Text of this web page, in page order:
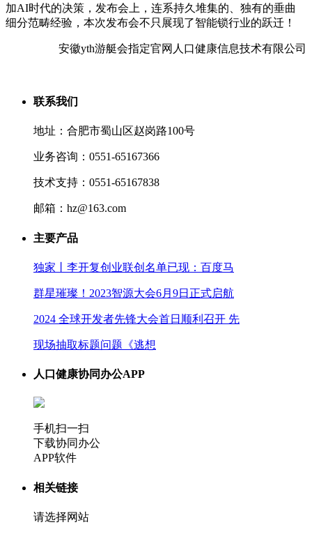
加AI时代的决策，发布会上，连系持久堆集的、独有的垂曲
细分范畴经验，本次发布会不只展现了智能锁行业的跃迁！
安徽yth游艇会指定官网人口健康信息技术有限公司
联系我们
地址：合肥市蜀山区赵岗路100号
业务咨询：0551-65167366
技术支持：0551-65167838
邮箱：hz@163.com
主要产品
独家丨李开复创业联创名单已现：百度马
群星璀璨！2023智源大会6月9日正式启航
2024 全球开发者先锋大会首日顺利召开 先
现场抽取标题问题《逃想
人口健康协同办公APP
手机扫一扫
下载协同办公
APP软件
相关链接
请选择网站